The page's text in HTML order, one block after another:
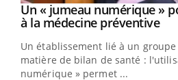
Youtube
Un « jumeau numérique »
à la médecine préventive
Un établissement lié à un
matière de bilan de santé :
numérique » permet ...